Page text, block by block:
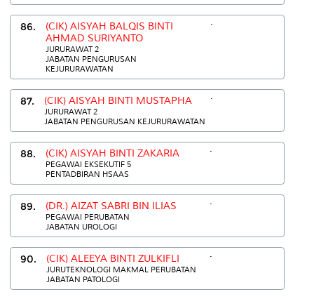
86.
(CIK) AISYAH BALQIS BINTI
AHMAD SURIYANTO
JURURAWAT 2
JABATAN PENGURUSAN
KEJURURAWATAN
.
87. (CIK) AISYAH BINTI MUSTAPHA
JURURAWAT 2
JABATAN PENGURUSAN KEJURURAWATAN
.
88. (CIK) AISYAH BINTI ZAKARIA
PEGAWAI EKSEKUTIF 5
PENTADBIRAN HSAAS
.
89. (DR.) AIZAT SABRI BIN ILIAS
PEGAWAI PERUBATAN
JABATAN UROLOGI
.
90. (CIK) ALEEYA BINTI ZULKIFLI
JURUTEKNOLOGI MAKMAL PERUBATAN
JABATAN PATOLOGI
.